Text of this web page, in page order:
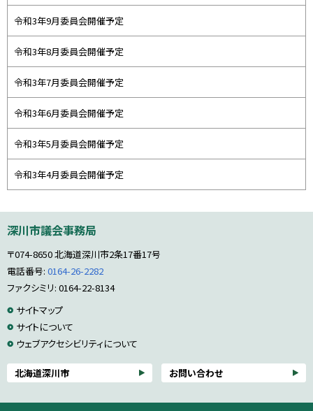
令和3年9月委員会開催予定
令和3年8月委員会開催予定
令和3年7月委員会開催予定
令和3年6月委員会開催予定
令和3年5月委員会開催予定
令和3年4月委員会開催予定
文
戻
ー
戻
る
深川市議会事務局
〒074-8650北海道深川市2条17番17号
電話番号: 0164-26-2282
ファクシミリ: 0164-22-8134
サ
イ
ト
情
サイトマップ
サイトについて
ウェブアクセシビリティについて
北海道深川市 お問い合わせ